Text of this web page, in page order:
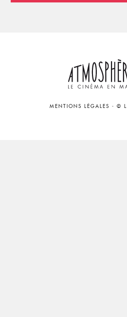
MENTIONS LÉGALES - ©